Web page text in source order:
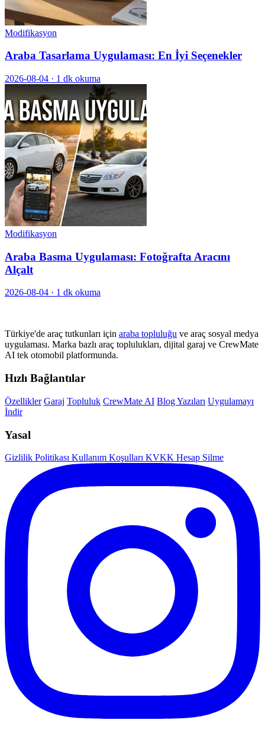
Modifikasyon
Araba Tasarlama Uygulaması: En İyi Seçenekler
2026-08-04 · 1 dk okuma
Modifikasyon
Araba Basma Uygulaması: Fotoğrafta Aracını
Alçalt
2026-08-04 · 1 dk okuma
Türkiye'de araç tutkunları için araba topluluğu ve araç sosyal medya
uygulaması. Marka bazlı araç toplulukları, dijital garaj ve CrewMate
AI tek otomobil platformunda.
Hızlı Bağlantılar
Özellikler Garaj Topluluk CrewMate AI Blog Yazıları Uygulamayı
İndir
Yasal
Gizlilik Politikası Kullanım Koşulları KVKK Hesap Silme